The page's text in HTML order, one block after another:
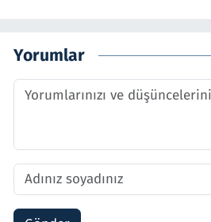
Yorumlar